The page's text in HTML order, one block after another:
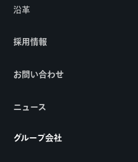
沿革
採用情報
お問い合わせ
ニュース
グループ会社